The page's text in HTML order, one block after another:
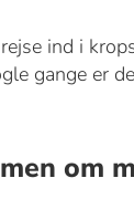
ind i
gange er
om